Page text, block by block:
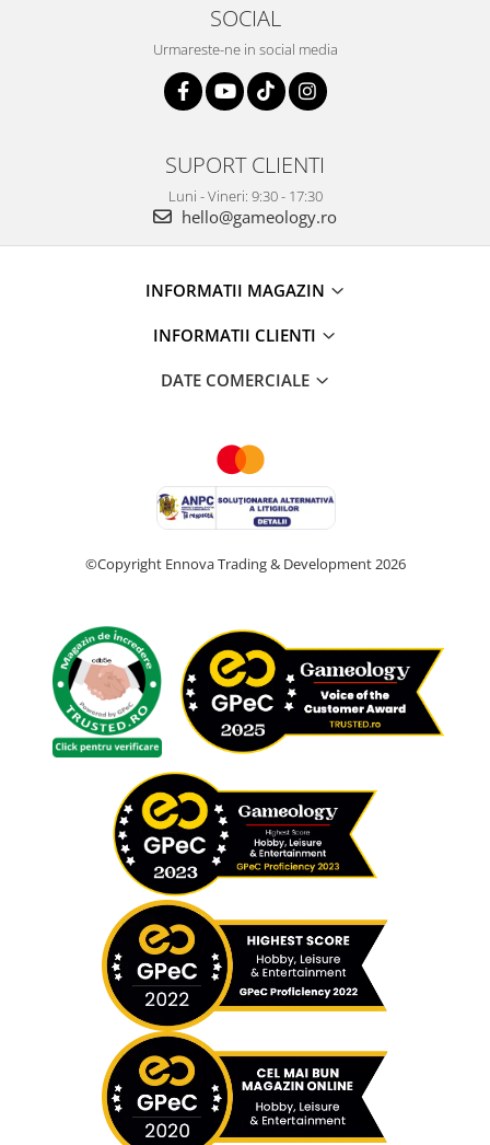
SOCIAL
Urmareste-ne in social media
SUPORT CLIENTI
Luni - Vineri: 9:30 - 17:30
hello@gameology.ro
INFORMATII MAGAZIN
INFORMATII CLIENTI
DATE COMERCIALE
©Copyright Ennova Trading & Development 2026